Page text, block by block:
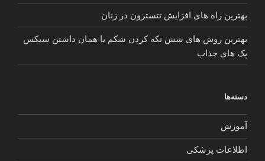
بهترین راه های افزایش تتسترون در زنان
بهترین روش های شش تکه کردن شکم یا همان داشتن سیکس
پک های جذاب
دسته‌ها
آموزش
اطلاعات پزشکی